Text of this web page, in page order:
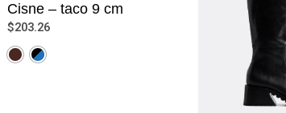
Cisne – taco 9 cm
$203.26